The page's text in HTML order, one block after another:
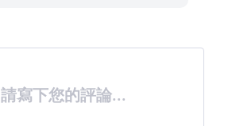
請寫下您的評論...